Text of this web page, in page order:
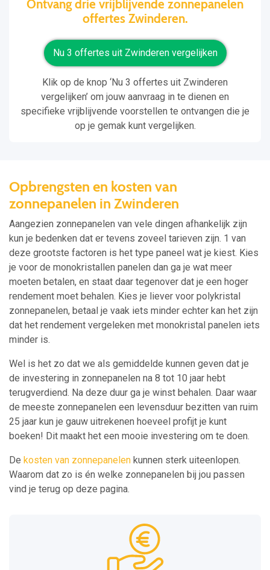
Ontvang drie vrijblijvende zonnepanelen
offertes Zwinderen.
Nu 3 offertes uit Zwinderen vergelijken
Klik op de knop ‘Nu 3 offertes uit Zwinderen
vergelijken’ om jouw aanvraag in te dienen en
specifieke vrijblijvende voorstellen te ontvangen die je
op je gemak kunt vergelijken.
Opbrengsten en kosten van
zonnepanelen in Zwinderen
Aangezien zonnepanelen van vele dingen afhankelijk zijn
kun je bedenken dat er tevens zoveel tarieven zijn. 1 van
deze grootste factoren is het type paneel wat je kiest. Kies
je voor de monokristallen panelen dan ga je wat meer
moeten betalen, en staat daar tegenover dat je een hoger
rendement moet behalen. Kies je liever voor polykristal
zonnepanelen, betaal je vaak iets minder echter kan het zijn
dat het rendement vergeleken met monokristal panelen iets
minder is.
Wel is het zo dat we als gemiddelde kunnen geven dat je
de investering in zonnepanelen na 8 tot 10 jaar hebt
terugverdiend. Na deze duur ga je winst behalen. Daar waar
de meeste zonnepanelen een levensduur bezitten van ruim
25 jaar kun je gauw uitrekenen hoeveel profijt je kunt
boeken! Dit maakt het een mooie investering om te doen.
De kosten van zonnepanelen kunnen sterk uiteenlopen.
Waarom dat zo is én welke zonnepanelen bij jou passen
vind je terug op deze pagina.